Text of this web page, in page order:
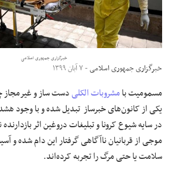
اجتماعی
حوادث
علوم و فن آوری
فرهنگی و هنری
مقالات
خبرگزاری جمهوری اسلامی
خبرگزاری جمهوری اسلامی- ۷ آبان ۱۳۹۹
مسمومیت بامشروبات الکلیدست ساز و
یکی از کانون‌های خبرساز تبدیل شده و با وجود
در سایه شیوع کرونا و تبلیغات دروغین اثر
موجی از قربانیان ناآگاهی گرفتار این دام شده و
سلامت یا حتی مرگ را تجربه کرده‌اند.